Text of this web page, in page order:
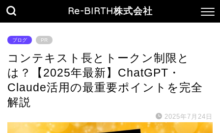
Re-BIRTH株式会社
ブログ PR
コンテキスト長とトークン制限と
は？【2025年最新】ChatGPT・
Claude活用の最重要ポイントを完全
解説
2025年7月24日